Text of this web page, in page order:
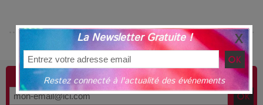
JE RESTE INFORMÉ !
La Newsletter Gratuite !
Restez connecté à l'actualité des événements